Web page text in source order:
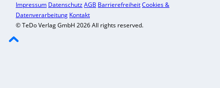
Impressum DatenschutzAGB BarrierefreiheitCookies &
Datenverarbeitung Kontakt
© TeDo Verlag GmbH 2026 All rights reserved.